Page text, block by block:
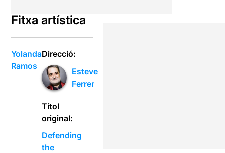
Fitxa artística
Yolanda
Ramos
Direcció:
Esteve
Ferrer
Títol
original:
Defending
the